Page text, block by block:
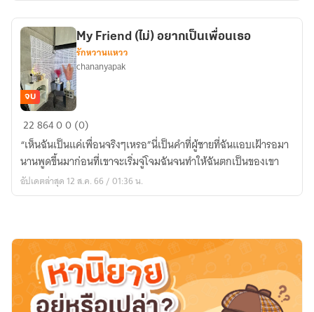
My
Friend
(ไม่)
อยาก
เป็น
จบ
My Friend (ไม่) อยากเป็นเพื่อนเธอ
รักหวานแหวว
chananyapak
2286400 (0)
“เห็นฉันเป็นแค่เพื่อนจริงๆเหรอ”นี่เป็นคำที่ผู้ชายที่ฉันแอบเฝ้ารอมา
นานพูดขึ้นมาก่อนที่เขาจะเริ่มจู่โจมฉันจนทำให้ฉันตกเป็นของเขา
อัปเดตล่าสุด 12 ส.ค. 66 / 01:36 น.